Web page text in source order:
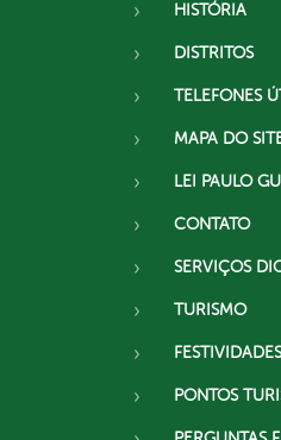
HISTÓRIA
DISTRITOS
TELEFONES
MAPA DO
LEI PAULO
CONTATO
SERVIÇOS
TURISMO
FESTIVIDADES
PONTOS